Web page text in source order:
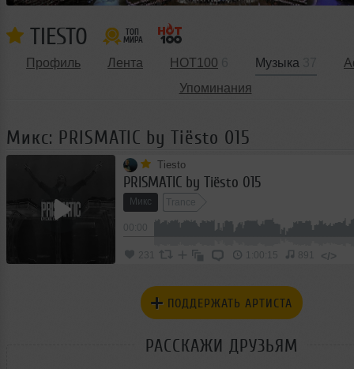
TIESTO
Профиль Лента HOT100 Музыка
Упоминания
Микс: PRISMATIC by Tiësto 015
Tiesto
PRISMATIC by Tiësto 015
Микс Trance
231 1:00:15 891 </>
ПОДДЕРЖАТЬ АРТИСТА
РАССКАЖИ ДРУЗЬЯМ